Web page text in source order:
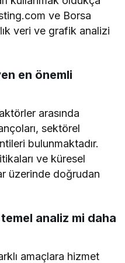
ve Borsa
veri ve grafik analizi
en önemli
arasında
sektörel
bulunmaktadır.
ve küresel
üzerinde doğrudan
analiz mi daha
amaçlara hizmet